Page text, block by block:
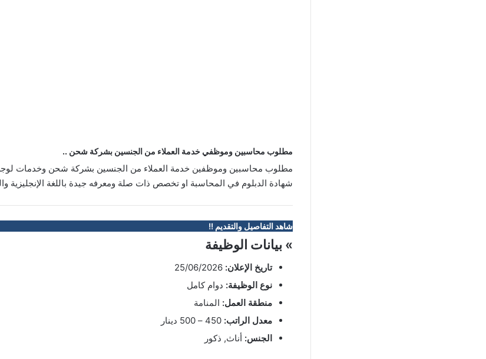
مطلوب محاسبين وموظفي خدمة العملاء من الجنسين بشركة شحن ..
مطلوب محاسبين وموظفين خدمة العملاء من الجنسين بشركة شحن وخدمات
شهادة الدبلوم في المحاسبة او تخصص ذات صلة ومعرفه جيدة باللغة الإنجليزية والعربية براتب
شاهد التفاصيل والتقديم !!
» بيانات الوظيفة
تاريخ الإعلان:
نوع الوظيفة: دوام كامل
منطقة العمل: المنامة
معدل الراتب:
الجنس: أناث, ذكور